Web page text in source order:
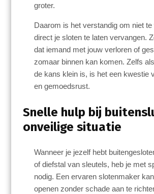
groter.
Daarom is het verstandig om niet
direct je sloten te laten vervangen.
dat iemand met jouw verloren of
zomaar binnen kan komen. Zelfs
de kans klein is, is het een kwestie
en gemoedsrust.
Snelle hulp bij
onveilige situatie
Wanneer je jezelf hebt
of diefstal van sleutels, heb je met
nodig. Een ervaren slotenmaker
openen zonder schade aan te